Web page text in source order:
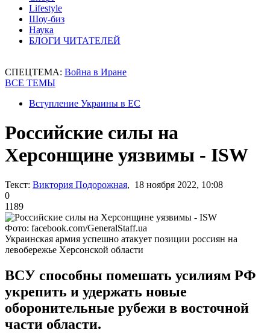
Lifestyle
Шоу-биз
Наука
БЛОГИ ЧИТАТЕЛЕЙ
СПЕЦТЕМА: Война в Иране
ВСЕ ТЕМЫ
Вступление Украины в ЕС
Российские силы на
Херсонщине уязвимы - ISW
Текст: Виктория Подорожная, 18 ноября 2022, 10:08
0
1189
Фото: facebook.com/GeneralStaff.ua
Украинская армия успешно атакует позиции россиян на
левобережье Херсонской области
ВСУ способны помешать усилиям РФ
укрепить и удержать новые
оборонительные рубежи в восточной
части области.